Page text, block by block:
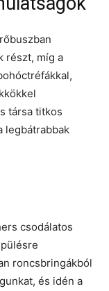
részt, míg a
társa titkos
legbátrabbak
csodálatos
roncsbringákból
és idén a